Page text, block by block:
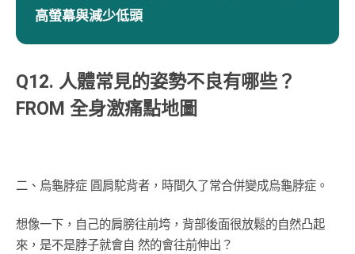
高螢幕與減少低頭
Q12. 人體常見的姿勢不良有哪些？
FROM 全身激痛點地圖
二、烏龜脖症 圓肩駝背者，時間久了常合併變成烏龜脖症。
想像一下，自己的肩膀往前垮，背部後面很放鬆的自然凸起
來，是不是脖子就會自 然的會往前伸出？